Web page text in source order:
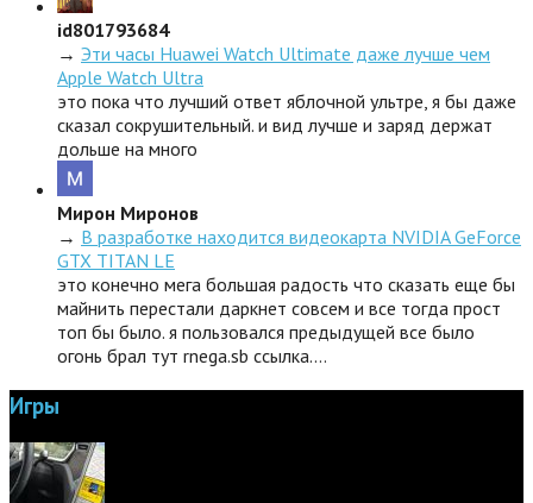
id801793684
→ Эти часы Huawei Watch Ultimate даже лучше чем
Apple Watch Ultra
это пока что лучший ответ яблочной ультре, я бы даже
сказал сокрушительный. и вид лучше и заряд держат
дольше на много
Мирон Миронов
→ В разработке находится видеокарта NVIDIA GeForce
GTX TITAN LE
это конечно мега большая радость что сказать еще бы
майнить перестали даркнет совсем и все тогда прост
топ бы было. я пользовался предыдущей все было
огонь брал тут rnega.sb ссылка.…
Игры